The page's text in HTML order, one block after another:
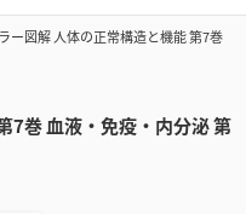
ー図解 人体の正常構造と機能 第7巻
7巻 血液・免疫・内分泌 第